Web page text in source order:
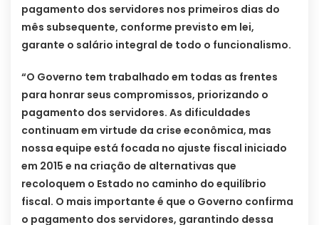
pagamento dos servidores nos primeiros dias do
mês subsequente, conforme previsto em lei,
garante o salário integral de todo o funcionalismo.
“O Governo tem trabalhado em todas as frentes
para honrar seus compromissos, priorizando o
pagamento dos servidores. As dificuldades
continuam em virtude da crise econômica, mas
nossa equipe está focada no ajuste fiscal iniciado
em 2015 e na criação de alternativas que
recoloquem o Estado no caminho do equilíbrio
fiscal. O mais importante é que o Governo confirma
o pagamento dos servidores, garantindo dessa